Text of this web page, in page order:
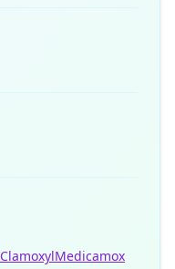
ClamoxylMedicamox